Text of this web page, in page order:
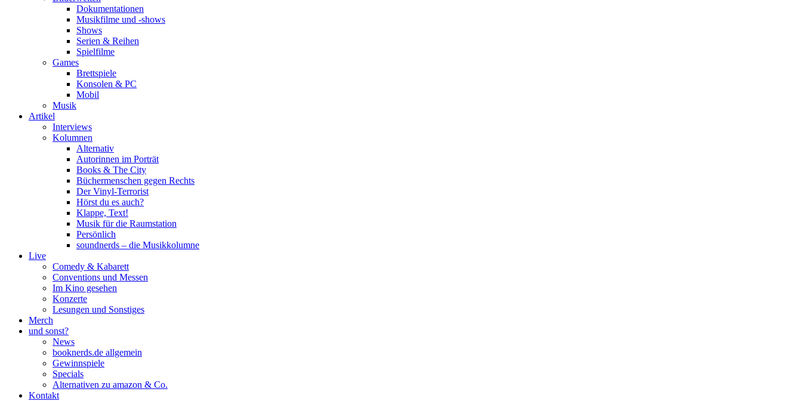
Dokumentationen
Musikfilme und -shows
Shows
Serien & Reihen
Spielfilme
Games
Brettspiele
Konsolen & PC
Mobil
Musik
Artikel
Interviews
Kolumnen
Alternativ
Autorinnen im Porträt
Books & The City
Büchermenschen gegen Rechts
Der Vinyl-Terrorist
Hörst du es auch?
Klappe, Text!
Musik für die Raumstation
Persönlich
soundnerds – die Musikkolumne
Live
Comedy & Kabarett
Conventions und Messen
Im Kino gesehen
Konzerte
Lesungen und Sonstiges
Merch
und sonst?
News
booknerds.de allgemein
Gewinnspiele
Specials
Alternativen zu amazon & Co.
Kontakt